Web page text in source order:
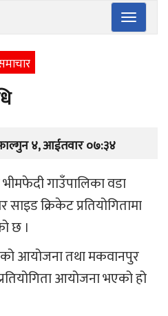
Toggle
४, आईतवार ०७:३४
गाउँपालिका वडा
साइड क्रिकेट प्रतियोगितामा
छ ।
आयोजना तथा मकवानपुर
आयोजना भएको हो